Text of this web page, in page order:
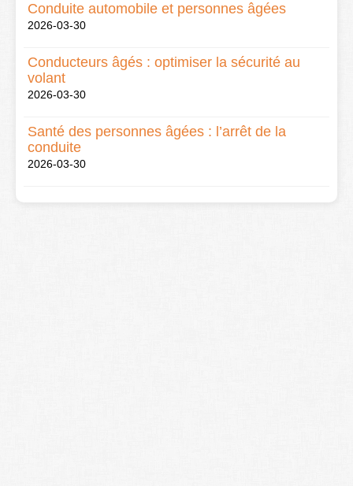
Conduite automobile et personnes âgées
2026-03-30
Conducteurs âgés : optimiser la sécurité au
volant
2026-03-30
Santé des personnes âgées : l’arrêt de la
conduite
2026-03-30